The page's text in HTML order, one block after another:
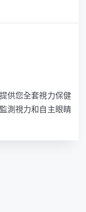
供您全套視力保健
測視力和自主眼睛